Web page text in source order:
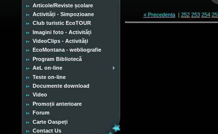
Articole/Reviste școlare
Activități - Simpozioane
Club turistic EcoTOUR
Imagini foto - Activități
VideoClips - Activități
EcoMontana - webliografie
Program Bibliotecă
AeL on-line
Teste on-line
Documente download
Video
Promoții anterioare
Forum
Carte Oaspeți
Contact Us
« Precedenta | 252 253 254